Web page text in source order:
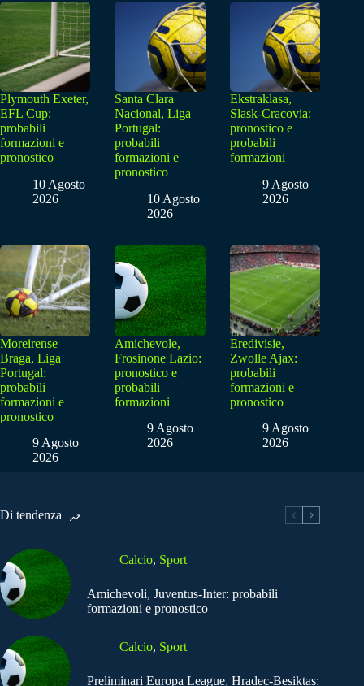
Plymouth Exeter,
EFL Cup:
probabili
formazioni e
pronostico
10 Agosto
2026
Santa Clara
Nacional, Liga
Portugal:
probabili
formazioni e
pronostico
10 Agosto
2026
Ekstraklasa,
Slask-Cracovia:
pronostico e
probabili
formazioni
9 Agosto
2026
Moreirense
Braga, Liga
Portugal:
probabili
formazioni e
pronostico
9 Agosto
2026
Amichevole,
Frosinone Lazio:
pronostico e
probabili
formazioni
9 Agosto
2026
Eredivisie,
Zwolle Ajax:
probabili
formazioni e
pronostico
9 Agosto
2026
Di tendenza
Calcio, Sport
Amichevoli, Juventus-Inter: probabili
formazioni e pronostico
Calcio, Sport
Preliminari Europa League, Hradec-Besiktas: